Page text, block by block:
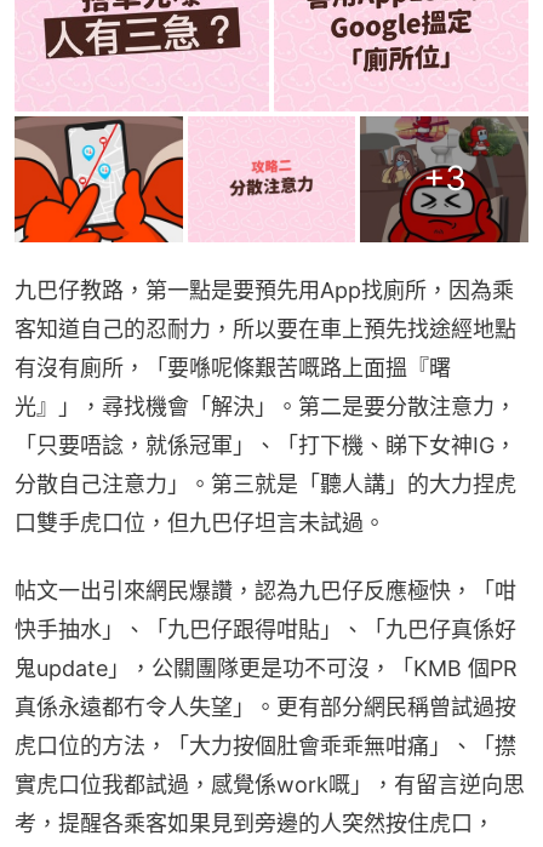
+3
九巴仔教路，第一點是要預先用App找廁所，因為乘
客知道自己的忍耐力，所以要在車上預先找途經地點
有沒有廁所，「要喺呢條艱苦嘅路上面搵『曙
光』」，尋找機會「解決」。第二是要分散注意力，
「只要唔諗，就係冠軍」、「打下機、睇下女神IG，
分散自己注意力」。第三就是「聽人講」的大力捏虎
口雙手虎口位，但九巴仔坦言未試過。
帖文一出引來網民爆讚，認為九巴仔反應極快，「咁
快手抽水」、「九巴仔跟得咁貼」、「九巴仔真係好
鬼update」，公關團隊更是功不可沒，「KMB 個PR
真係永遠都冇令人失望」。更有部分網民稱曾試過按
虎口位的方法，「大力按個肚會乖乖無咁痛」、「㩒
實虎口位我都試過，感覺係work嘅」，有留言逆向思
考，提醒各乘客如果見到旁邊的人突然按住虎口，